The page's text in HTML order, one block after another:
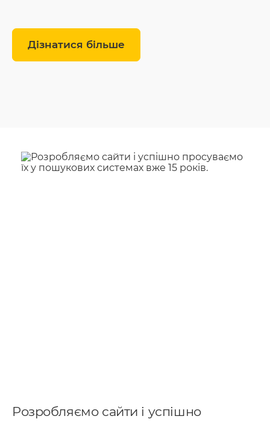
Дізнатися більше
Розробляємо сайти і успішно